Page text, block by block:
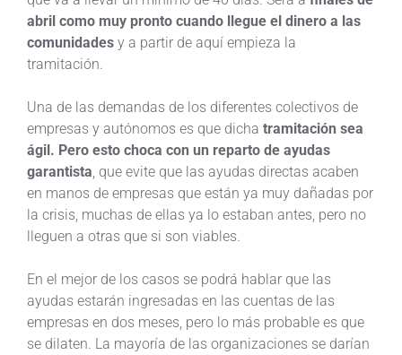
abril como muy pronto cuando llegue el dinero a las
comunidades y a partir de aquí empieza la
tramitación.
Una de las demandas de los diferentes colectivos de
empresas y autónomos es que dicha tramitación sea
ágil. Pero esto choca con un reparto de ayudas
garantista , que evite que las ayudas directas acaben
en manos de empresas que están ya muy dañadas por
la crisis, muchas de ellas ya lo estaban antes, pero no
lleguen a otras que si son viables.
En el mejor de los casos se podrá hablar que las
ayudas estarán ingresadas en las cuentas de las
empresas en dos meses, pero lo más probable es que
se dilaten. La mayoría de las organizaciones se darían